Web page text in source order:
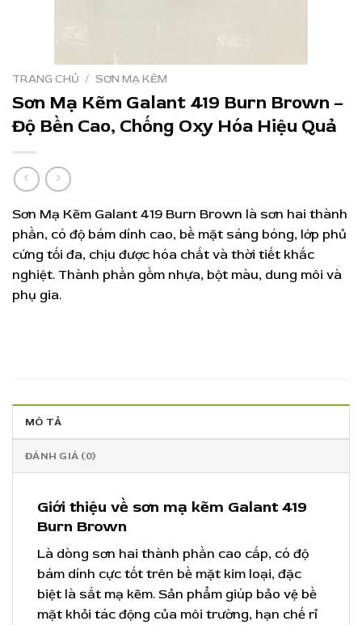
TRANG CHỦ / SƠN MẠ KẼM
Sơn Mạ Kẽm Galant 419 Burn Brown –
Độ Bền Cao, Chống Oxy Hóa Hiệu Quả
Sơn Mạ Kẽm Galant 419 Burn Brown là sơn hai thành
phần, có độ bám dính cao, bề mặt sáng bóng, lớp phủ
cứng tối đa, chịu được hóa chất và thời tiết khắc
nghiệt. Thành phần gồm nhựa, bột màu, dung môi và
phụ gia.
MÔ TẢ
ĐÁNH GIÁ (0)
Giới thiệu về sơn mạ kẽm Galant 419
Burn Brown
Là dòng sơn hai thành phần cao cấp, có độ
bám dính cực tốt trên bề mặt kim loại, đặc
biệt là sắt mạ kẽm. Sản phẩm giúp bảo vệ bề
mặt khỏi tác động của môi trường, hạn chế rỉ